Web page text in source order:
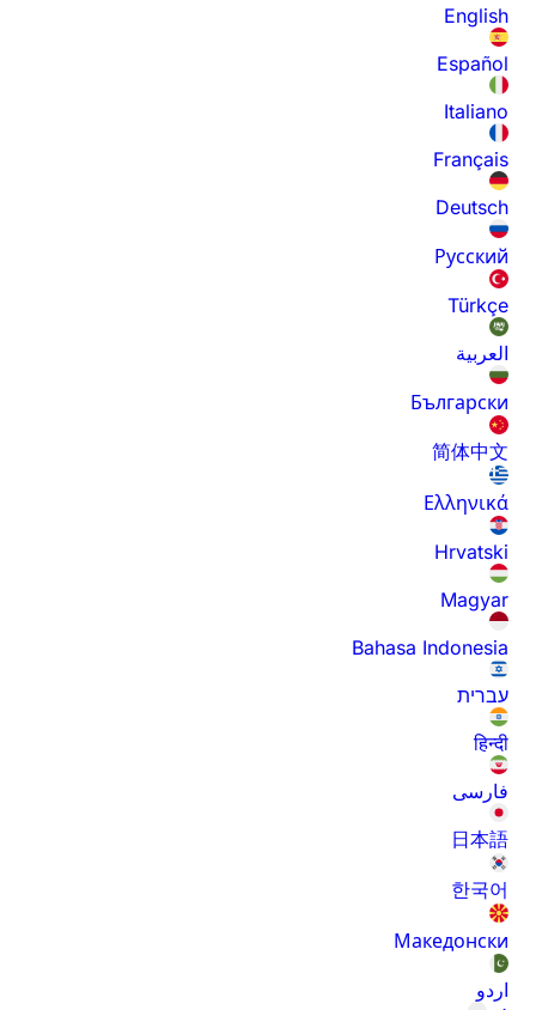
English
Español
Italiano
Français
Deutsch
Русский
Türkçe
العربية
Български
简体中文
Ελληνικά
Hrvatski
Magyar
Bahasa Indonesia
עברית
हिन्दी
فارسی
日本語
한국어
Македонски
اردو